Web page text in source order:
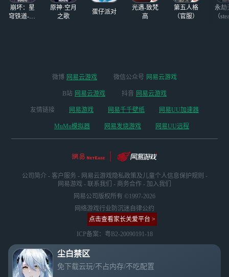
尘白禁区
免下载云玩/不占内存/不吃配置
崩坏：星
穹铁道-4.4
原神·空月
之歌
蛋仔派对
光遇-致梵
高
第五人格
（官服）
永劫
（
微博 网易云游戏 微信公众号 网易云游戏
B站 网易云游戏 抖音 网易云游戏
友情链接 网易游戏 网易千千壁纸 网易UU加速器
MuMu模拟器 网易发烧游戏 网易UU远程
公司简介 - 客户服务 - 网易云游戏隐私政策及儿童个人信息保护规则 -
网易游戏 - 联系我们 - 商务合作 - 加入我们
网易公司版权所有 ©1997-2026
网络游戏行业防沉迷自律公约
点击查看家长关爱平台 >
ICP备案：粤B2-20090191-18